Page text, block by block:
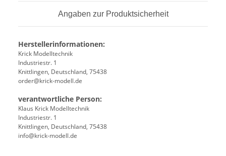
Angaben zur Produktsicherheit
Herstellerinformationen:
Krick Modelltechnik
Industriestr. 1
Knittlingen, Deutschland, 75438
order@krick-modell.de
verantwortliche Person:
Klaus Krick Modelltechnik
Industriestr. 1
Knittlingen, Deutschland, 75438
info@krick-modell.de